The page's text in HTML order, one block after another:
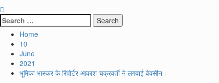
Search
for:
Home
10
June
2021
भूमिका भास्कर के रिपोर्टर आकाश चक्रवर्ती ने लगवाई वेक्सीन।